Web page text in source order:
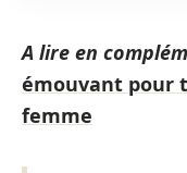
A lire en
émouvant pour
femme